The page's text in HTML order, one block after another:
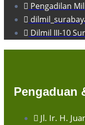
Pengadilan
Dilmil III-10
Pengaduan
Jl. Ir. H.